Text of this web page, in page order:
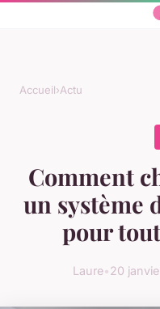
Accueil›Actu
Comment
un système
pour
Laure•20